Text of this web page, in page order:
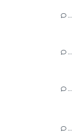
…
…
…
…